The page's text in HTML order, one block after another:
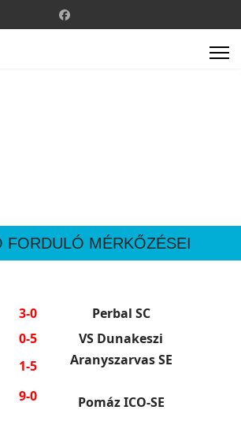
FORDULÓ MÉRKŐZÉSEI
3-0
Perbal SC
0-5
VS Dunakeszi
1-5
Aranyszarvas SE
9-0
Pomáz ICO-SE